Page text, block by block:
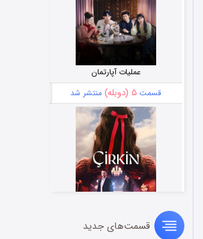
عملیات آپارتمان
قسمت ۵ (دوبله) منتشر شد
سریال زشت
قسمت‌های جدید